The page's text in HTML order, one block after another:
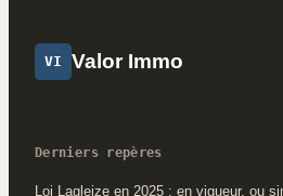
VI Valor Immo
Derniers repères
Loi Lagleize en 2025 : en vigueur, ou